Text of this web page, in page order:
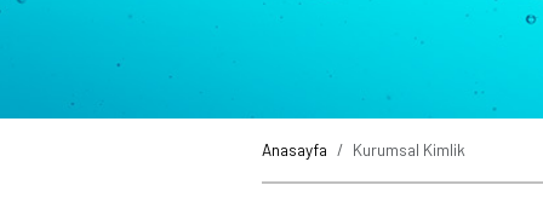
Anasayfa Kurumsal Kimlik